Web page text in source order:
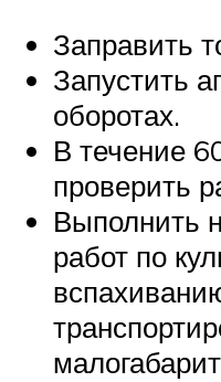
Заправить
Запустить
оборотах.
В течение
проверить
Выполнить
работ по